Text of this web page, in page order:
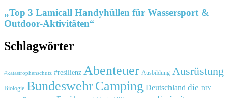
„Top 3 Lamicall Handyhüllen für Wassersport &
Outdoor-Aktivitäten“
Schlagwörter
#katastrophenschutz #resilienz Abenteuer Ausbildung Ausrüstung
Biologie BundeswehrCamping Deutschland die DIY